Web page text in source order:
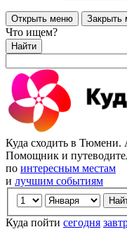
Открыть меню Закрыть
Что ищем?
Найти
Куда сходить в
Помощник и
по интересным местам
и лучшим событиям
Куда пойти сегодня